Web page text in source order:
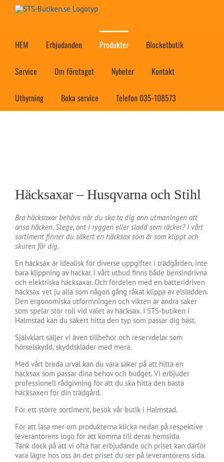
Fortsätt
HEM Erbjudanden Produkter Blocketbutik
Service Om företaget Nyheter Kontakt
Uthyrning Boka service Telefon 035-108573
Häcksaxar – Husqvarna och Stihl
Bra häcksaxar behövs när du ska ta dig ann utmaningen att
ansa häcken. Stege, ont i ryggen eller sladd som räcker? I vårt
sortiment finner du säkert en häcksax som är som klippt och
skuren för dig.
En häcksax är idealisk för diverse uppgifter i trädgården, inte
bara klippning av häckar. I vårt utbud finns både bensindrivna
och elektriska häcksaxar. Och fördelen med en batteridriven
häcksax vet ju alla som någon gång råkat klippa av elsladden.
Den ergonomiska utformningen och vikten är andra saker
som spelar stor roll vid valet av häcksax. I STS-butiken i
Halmstad kan du säkert hitta den typ som passar dig bäst.
Självklart säljer vi även tillbehör och reservdelar som
hörselskydd, skyddskläder med mera.
Med vårt breda urval kan du vara säker på att hitta en
häcksax som passar dina behov och budget. Vi erbjuder
professionell rådgivning för att du ska hitta den bästa
häcksaxen för din trädgård.
För ett större sortiment, besök vår butik i Halmstad.
För att läsa mer om produkterna klicka nedan på respektive
leverantörens logo för att komma till deras hemsida.
Tänk dock på att vi ofta har erbjudande och priset kan därför
vara lägre hos oss än det priset du ser på leverantörens sida.